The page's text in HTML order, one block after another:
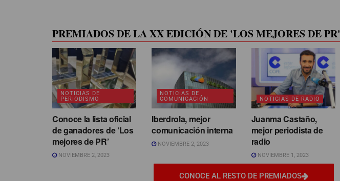
PREMIADOS DE LA XX EDICIÓN DE 'LOS MEJORES DE PR'
NOTICIAS DE
PERIODISMO
Conoce la lista oficial
de ganadores de ‘Los
mejores de PR’
NOVIEMBRE 2, 2023
NOTICIAS DE
COMUNICACIÓN
Iberdrola, mejor
comunicación interna
NOVIEMBRE 2, 2023
NOTICIAS DE RADIO
Juanma Castaño,
mejor periodista de
radio
NOVIEMBRE 1, 2023
CONOCE AL RESTO DE PREMIADOS